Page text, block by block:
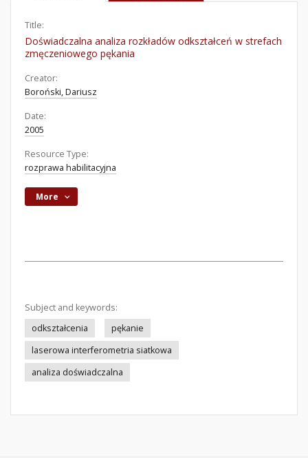
Title:
Doświadczalna analiza rozkładów odkształceń w strefach
zmęczeniowego pękania
Creator:
Boroński, Dariusz
Date:
2005
Resource Type:
rozprawa habilitacyjna
More
Subject and keywords:
odkształcenia
pękanie
laserowa interferometria siatkowa
analiza doświadczalna